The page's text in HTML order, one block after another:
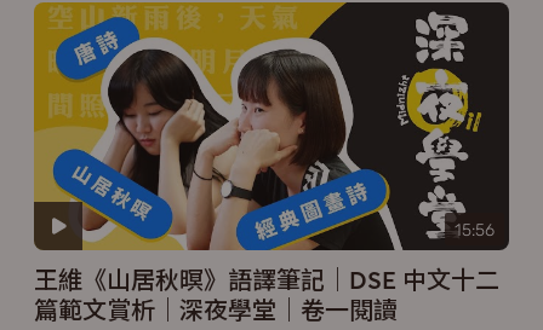
15:56
王維《山居秋暝》語譯筆記｜DSE 中文十二
篇範文賞析｜深夜學堂｜卷一閱讀